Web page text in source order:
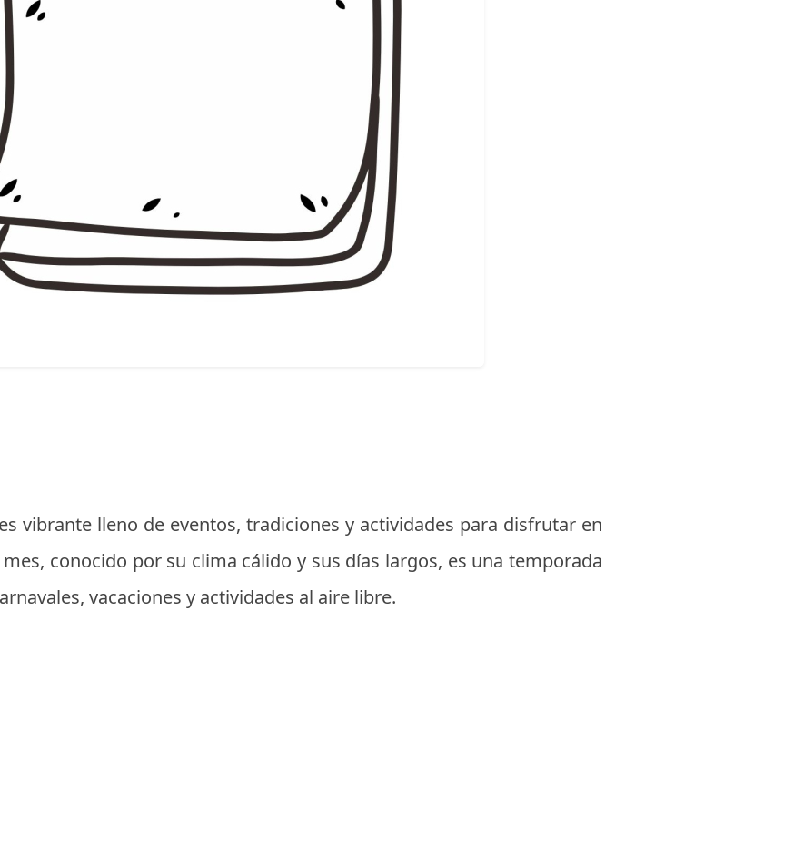
vibrante lleno de eventos, tradiciones y actividades para disfrutar en
conocido por su clima cálido y sus días largos, es una temporada
vacaciones y actividades al aire libre.